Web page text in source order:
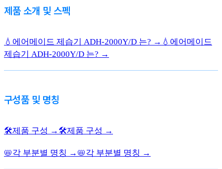
제품 소개 및 스펙
💧에어메이드 제습기 ADH-2000Y/D 는? → 💧에어메이드
제습기 ADH-2000Y/D 는? →
구성품 및 명칭
🛠️제품 구성 → 🛠️제품 구성 →
📛각 부분별 명칭 → 📛각 부분별 명칭 →